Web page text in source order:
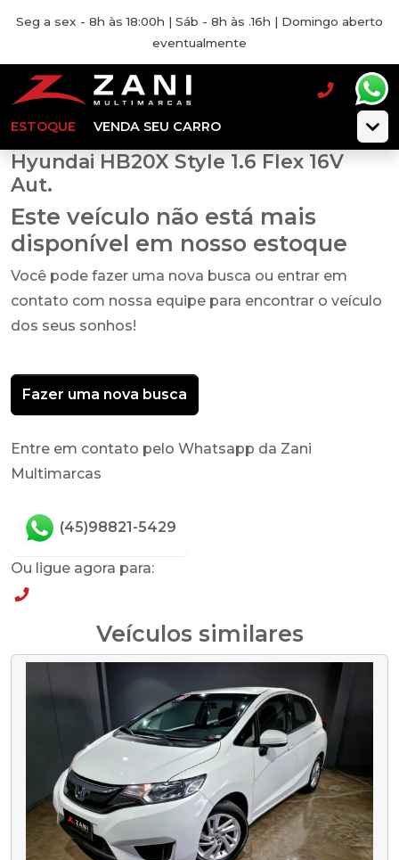
Seg a sex - 8h às 18:00h | Sáb - 8h às .16h | Domingo aberto
eventualmente
ESTOQUE VENDA SEU CARRO
Hyundai HB20X Style 1.6 Flex 16V
Aut.
Este veículo não está mais
disponível em nosso estoque
Você pode fazer uma nova busca ou entrar em
contato com nossa equipe para encontrar o veículo
dos seus sonhos!
Fazer uma nova busca
Entre em contato pelo Whatsapp da Zani
Multimarcas
(45)98821-5429
Ou ligue agora para:
Veículos similares